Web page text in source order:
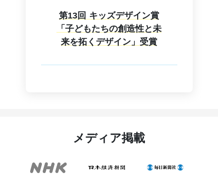
第13回 キッズデザイン賞
「子どもたちの創造性と未
来を拓くデザイン」受賞
メディア掲載